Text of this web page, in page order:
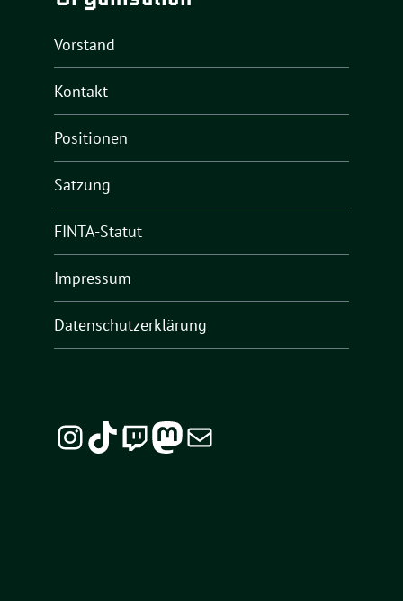
Vorstand
Kontakt
Positionen
Satzung
FINTA-Statut
Impressum
Datenschutzerklärung
Instagram
TikTok
Twitch
Mastodon
E-Mail